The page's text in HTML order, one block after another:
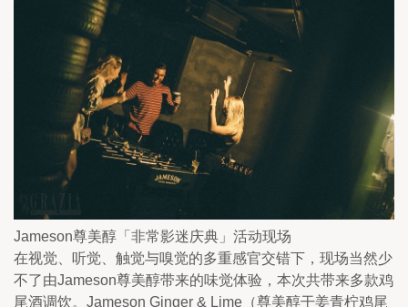
Jameson尊美醇「非常影迷庆典」活动现场
在视觉、听觉、触觉与嗅觉的多重感官交错下，现场当然少
不了由Jameson尊美醇带来的味觉体验，本次共带来多款鸡
尾酒调饮。Jameson Ginger & Lime（尊美醇干姜青柠鸡尾